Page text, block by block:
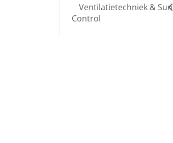
Ventilatietechniek & Sun
Control